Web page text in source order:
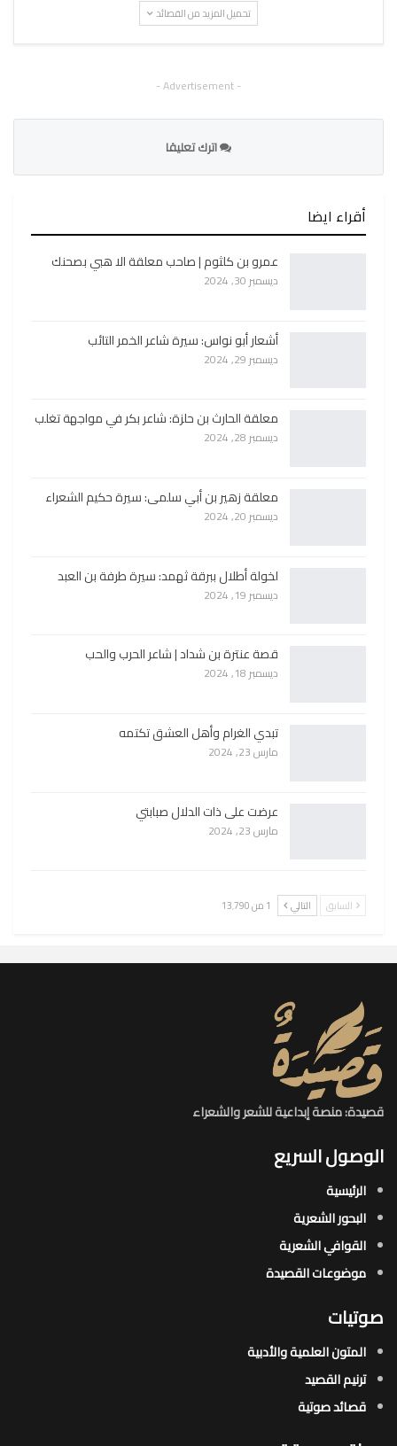
تحميل المزيد من القصائد
- Advertisement -
اترك تعليقا
أقراء ايضا
عمرو بن كلثوم | صاحب معلقة الا هبي بصحنك
ديسمبر 30, 2024
أشعار أبو نواس: سيرة شاعر الخمر التائب
ديسمبر 29, 2024
معلقة الحارث بن حلزة: شاعر بكر في مواجهة تغلب
ديسمبر 28, 2024
معلقة زهير بن أبي سلمى: سيرة حكيم الشعراء
ديسمبر 20, 2024
لخولة أطلال ببرقة ثهمد: سيرة طرفة بن العبد
ديسمبر 19, 2024
قصة عنترة بن شداد | شاعر الحرب والحب
ديسمبر 18, 2024
تبدي الغرام وأهل العشق تكتمه
مارس 23, 2024
عرضت على ذات الدلال صبابتي
مارس 23, 2024
السابق التالي 1 من 13٬790
قصيدة: منصة إبداعية للشعر والشعراء
الوصول السريع
الرئيسية
البحور الشعرية​
القوافي الشعرية​
موضوعات القصيدة​
صوتيات
المتون العلمية والأدبية
ترنيم القصيد
قصائد صوتية